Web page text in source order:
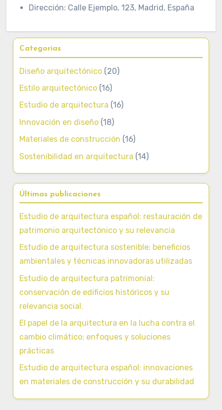
Dirección: Calle Ejemplo, 123, Madrid, España
Categorías
Diseño arquitectónico (20)
Estilo arquitectónico (16)
Estudio de arquitectura (16)
Innovación en diseño (18)
Materiales de construcción (16)
Sostenibilidad en arquitectura (14)
Últimas publicaciones
Estudio de arquitectura español: restauración de
patrimonio arquitectónico y su relevancia
Estudio de arquitectura sostenible: beneficios
ambientales y técnicas innovadoras utilizadas
Estudio de arquitectura patrimonial:
conservación de edificios históricos y su
relevancia social.
El papel de la arquitectura en la lucha contra el
cambio climático: enfoques y soluciones
prácticas
Estudio de arquitectura español: innovaciones
en materiales de construcción y su durabilidad